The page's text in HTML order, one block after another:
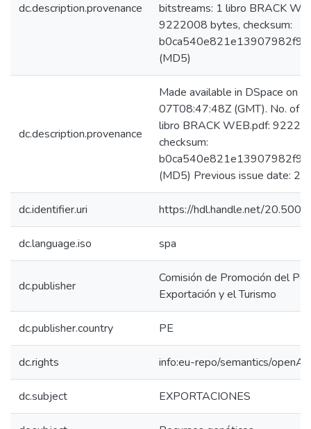
dc.description.provenance
bitstreams: 1 libro BRACK
9222008 bytes, checksum:
(MD5)
dc.description.provenance
Made available in DSpace on
07T08:47:48Z (GMT). No. of
libro BRACK WEB.pdf:
checksum:
(MD5) Previous issue date:
dc.identifier.uri https://hdl.handle.net/
dc.language.iso spa
dc.publisher
Comisión de Promoción del
Exportación y el Turismo
dc.publisher.country PE
dc.rights info:eu-repo/semantics/
dc.subject EXPORTACIONES